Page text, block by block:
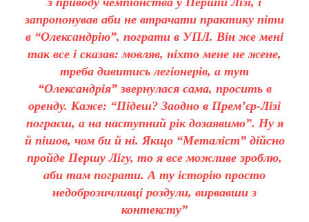
запропонував аби не втрачати практику піти
в “Олександрію”, пограти в УПЛ. Він же мені
так все і сказав: мовляв, ніхто мене не жене,
треба дивитись легіонерів, а тут
“Олександрія” звернулася сама, просить в
оренду. Каже: “Підеш? Заодно в Прем’єр-Лізі
пограєш, а на наступний рік дозаявимо”. Ну я
й пішов, чом би й ні. Якщо “Металіст” дійсно
пройде Першу Лігу, то я все можливе зроблю,
аби там пограти. А ту історію просто
недоброзичливці роздули, вирвавши з
контексту”